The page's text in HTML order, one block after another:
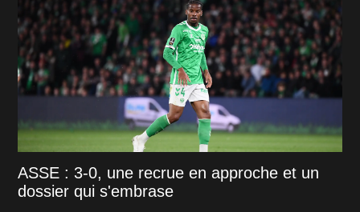
ASSE : 3-0, une recrue en approche et un
dossier qui s'embrase